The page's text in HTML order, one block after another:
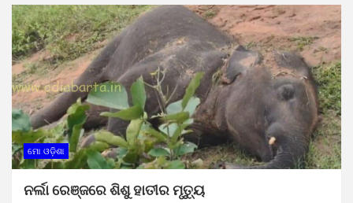
ମୋ ଓଡ଼ିଶା
ନର୍ଲା ରେଞ୍ଜରେ ଶିଶୁ ହାତୀର ମୃତ୍ୟୁ